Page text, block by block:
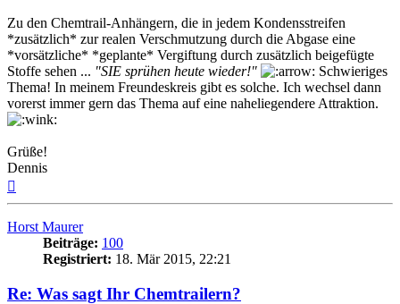
Zu den Chemtrail-Anhängern, die in jedem Kondensstreifen
*zusätzlich* zur realen Verschmutzung durch die Abgase eine
*vorsätzliche* *geplante* Vergiftung durch zusätzlich beigefügte
Stoffe sehen ... "SIE sprühen heute wieder!"
Schwieriges
Thema! In meinem Freundeskreis gibt es solche. Ich wechsel dann
vorerst immer gern das Thema auf eine naheliegendere Attraktion.
Grüße!
Dennis
Horst Maurer
Beiträge: 100
Registriert: 18. Mär 2015, 22:21
Re: Was sagt Ihr Chemtrailern?